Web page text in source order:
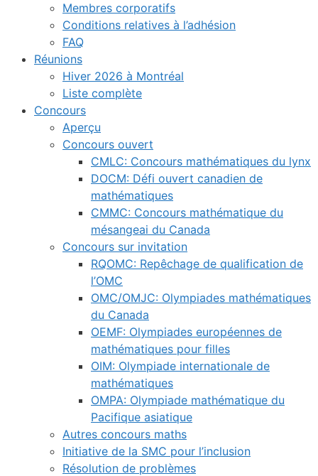
Membres corporatifs
Conditions relatives à l’adhésion
FAQ
Réunions
Hiver 2026 à Montréal
Liste complète
Concours
Aperçu
Concours ouvert
CMLC: Concours mathématiques du lynx
DOCM: Défi ouvert canadien de
mathématiques
CMMC: Concours mathématique du
mésangeai du Canada
Concours sur invitation
RQOMC: Repêchage de qualification de
l’OMC
OMC/OMJC: Olympiades mathématiques
du Canada
OEMF: Olympiades européennes de
mathématiques pour filles
OIM: Olympiade internationale de
mathématiques
OMPA: Olympiade mathématique du
Pacifique asiatique
Autres concours maths
Initiative de la SMC pour l’inclusion
Résolution de problèmes